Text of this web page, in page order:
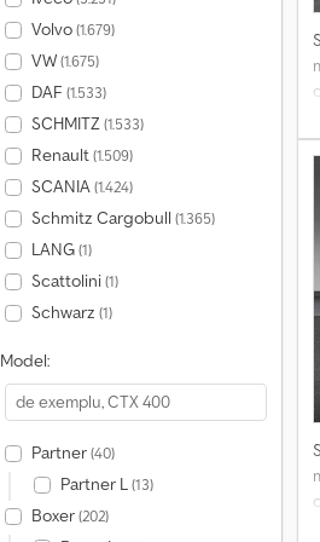
Volvo(1.679)
VW(1.675)
DAF (1.533)
SCHMITZ(1.533)
Renault(1.509)
SCANIA(1.424)
Schmitz Cargobull (1.365)
LANG(1)
Scattolini(1)
Schwarz (1)
Model:
Partner(40)
Partner L(13)
Boxer(202)